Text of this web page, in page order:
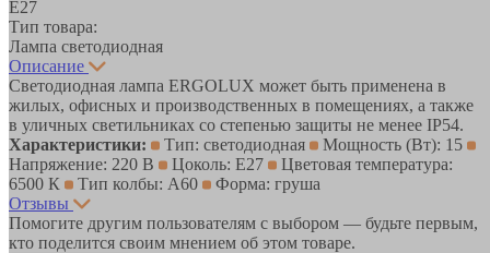
E27
Тип товара:
Лампа светодиодная
Описание
Светодиодная лампа ERGOLUX может быть применена в
жилых, офисных и производственных в помещениях, а также
в уличных светильниках со степенью защиты не менее IP54.
Характеристики:
Тип: светодиодная
Мощность (Вт): 15
Напряжение: 220 В
Цоколь: E27
Цветовая температура:
6500 К
Тип колбы: A60
Форма: груша
Отзывы
Помогите другим пользователям с выбором — будьте первым,
кто поделится своим мнением об этом товаре.